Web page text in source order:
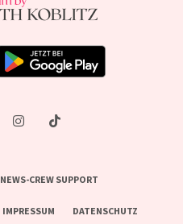
NEWS-CREW SUPPORT
IMPRESSUM DATENSCHUTZ